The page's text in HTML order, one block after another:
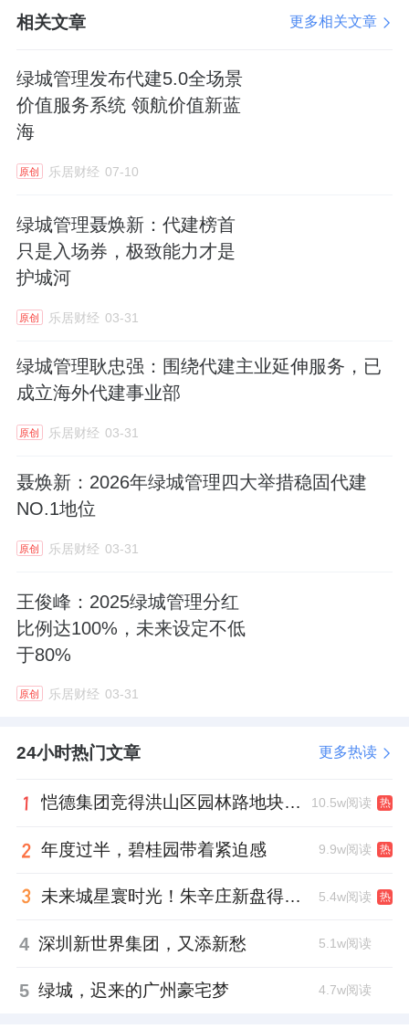
局，构建"最懂客户"的差异化产品优势，为C端
托方实现经营目标。
业内人士表示，在增量开发与存量运营并行的
行业新阶段，以情绪价值为核心的软实力，已
研深耕与持续创新，既坚守人文人居初心，更
为房地产行业高质量发展提供了可借鉴、可推
广的实践路径。
相关文章 更多相关文章
绿城管理发布代建5.0全场景
价值服务系统 领航价值新蓝
海
原创 乐居财经 07-10
绿城管理聂焕新：代建榜首
只是入场券，极致能力才是
护城河
原创 乐居财经 03-31
绿城管理耿忠强：围绕代建主业延伸服务，已
成立海外代建事业部
原创 乐居财经 03-31
聂焕新：2026年绿城管理四大举措稳固代建
NO.1地位
原创 乐居财经 03-31
王俊峰：2025绿城管理分红
比例达100%，未来设定不低
于80%
原创 乐居财经 03-31
24小时热门文章 更多热读
恺德集团竞得洪山区园林路地块，引入贝好家C2M产品定位及营销服务 10.5w阅读 热
年度过半，碧桂园带着紧迫感 9.9w阅读 热
未来城星寰时光！朱辛庄新盘得房率创新高 5.4w阅读 热
4 深圳新世界集团，又添新愁 5.1w阅读
5 绿城，迟来的广州豪宅梦 4.7w阅读